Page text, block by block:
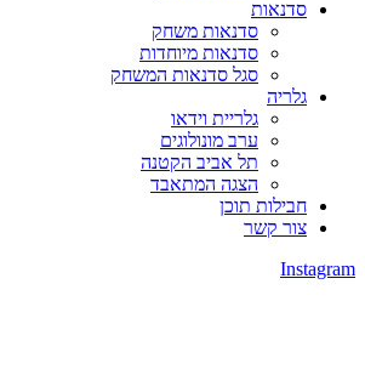
סדנאות
סדנאות משחק
סדנאות מיוחדות
סגל סדנאות המשחק
גלריה
גלריית וידאו
ערב מונולוגים
תל אביב הקטנה
הצגה המתאבד
חבילות תוכן
צור קשר
Instagram